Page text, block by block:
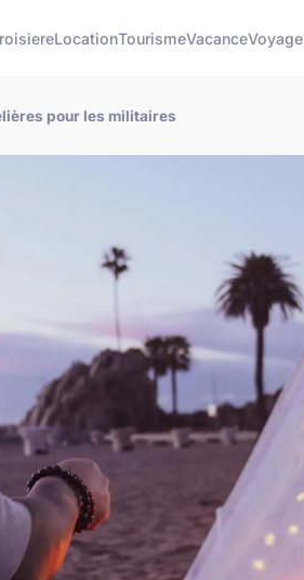
LocationTourismeVacanceVoyage
pour les militaires